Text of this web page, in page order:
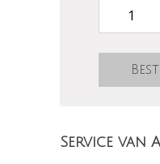
Service van